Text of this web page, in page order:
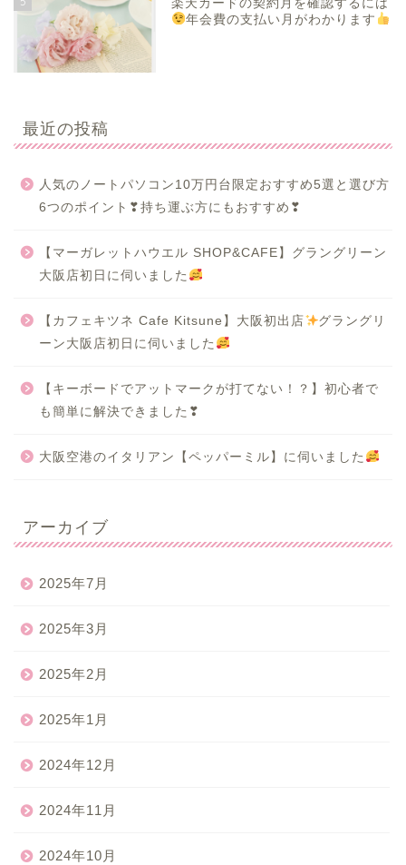
楽天カードの契約月を確認するには
年会費の支払い月がわかります
最近の投稿
人気のノートパソコン10万円台限定おすすめ5選と選び方
6つのポイント❣持ち運ぶ方にもおすすめ❣
【マーガレットハウエル SHOP&CAFE】グラングリーン
大阪店初日に伺いました
【カフェキツネ Cafe Kitsune】大阪初出店
グラングリ
ーン大阪店初日に伺いました
【キーボードでアットマークが打てない！？】初心者で
も簡単に解決できました❣
大阪空港のイタリアン【ペッパーミル】に伺いました
アーカイブ
2025年7月
2025年3月
2025年2月
2025年1月
2024年12月
2024年11月
2024年10月